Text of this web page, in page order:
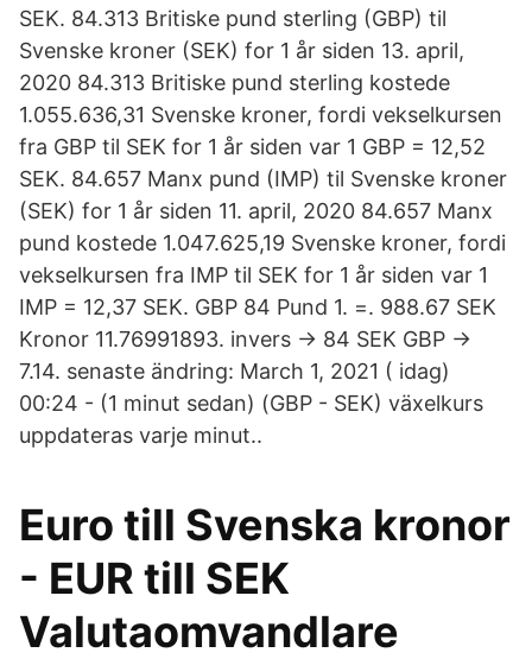
SEK. 84.313 Britiske pund sterling (GBP) til
Svenske kroner (SEK) for 1 år siden 13. april,
2020 84.313 Britiske pund sterling kostede
1.055.636,31 Svenske kroner, fordi vekselkursen
fra GBP til SEK for 1 år siden var 1 GBP = 12,52
SEK. 84.657 Manx pund (IMP) til Svenske kroner
(SEK) for 1 år siden 11. april, 2020 84.657 Manx
pund kostede 1.047.625,19 Svenske kroner, fordi
vekselkursen fra IMP til SEK for 1 år siden var 1
IMP = 12,37 SEK. GBP 84 Pund 1. =. 988.67 SEK
Kronor 11.76991893. invers → 84 SEK GBP →
7.14. senaste ändring: March 1, 2021 ( idag)
00:24 - (1 minut sedan) (GBP - SEK) växelkurs
uppdateras varje minut..
Euro till Svenska kronor
- EUR till SEK
Valutaomvandlare